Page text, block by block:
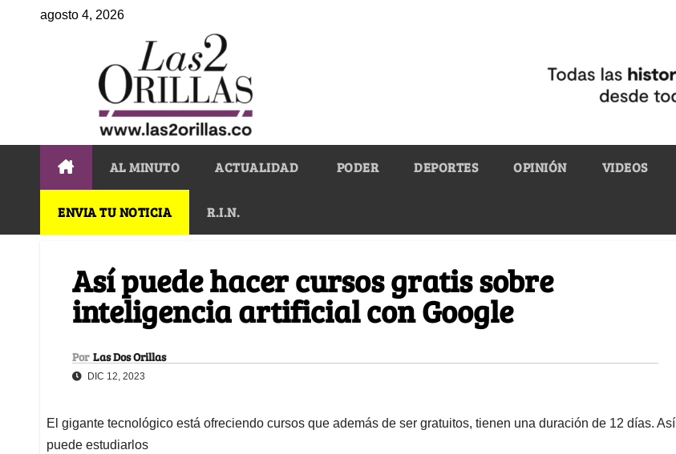
agosto 4, 2026
AL MINUTO ACTUALIDAD PODER DEPORTES OPINIÓN VIDEOS
ENVIA TU NOTICIA R.I.N.
Así puede hacer cursos gratis sobre
inteligencia artificial con Google
Por Las Dos Orillas
DIC 12, 2023
El gigante tecnológico está ofreciendo cursos que además de ser gratuitos, tienen una duración de 12 días. Así
puede estudiarlos